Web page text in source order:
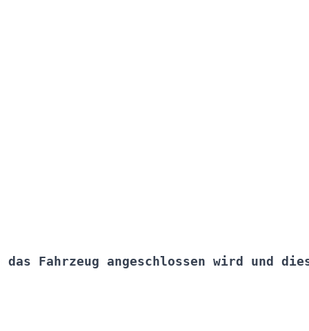
Fahrzeug angeschlossen wird und